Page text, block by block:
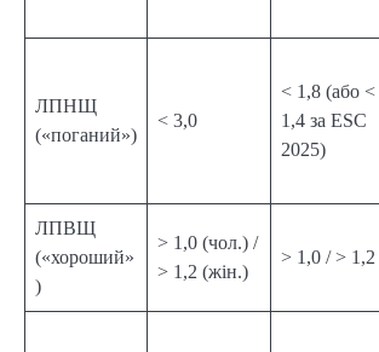
ЛПНЩ
(«поганий»)
< 3,0
< 1,8 (або <
1,4 за ESC
2025)
ЛПВЩ
(«хороший»
)
> 1,0 (чол.) /
> 1,2 (жін.)
> 1,0 / > 1,2